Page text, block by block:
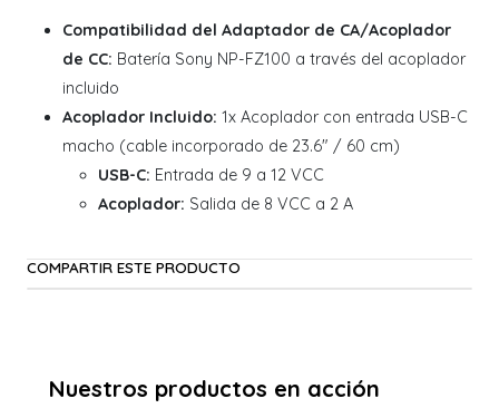
Compatibilidad del Adaptador de CA/Acoplador
de CC: Batería Sony NP-FZ100 a través del acoplador
incluido
Acoplador Incluido: 1x Acoplador con entrada USB-C
macho (cable incorporado de 23.6" / 60 cm)
USB-C: Entrada de 9 a 12 VCC
Acoplador: Salida de 8 VCC a 2 A
COMPARTIR ESTE PRODUCTO